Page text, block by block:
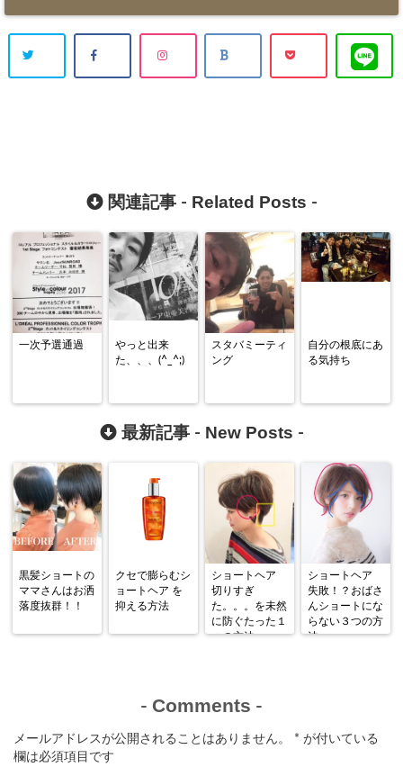
関連記事 - Related Posts -
一次予選通過
やっと出来
た、、、(^_^;)
スタバミーティ
ング
自分の根底にあ
る気持ち
最新記事 - New Posts -
黒髪ショートの
ママさんはお洒
落度抜群！！
クセで膨らむシ
ョートヘア を
抑える方法
ショートヘア
切りすぎ
た。。。を未然
に防ぐたった１
つの方法
ショートヘア
失敗！？おばさ
んショートにな
らない３つの方
法
- Comments -
メールアドレスが公開されることはありません。 * が付いている
欄は必須項目です